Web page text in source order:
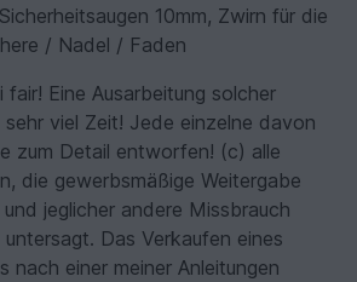
10mm, Zwirn für die
/ Nadel / Faden
Eine Ausarbeitung solcher
viel Zeit! Jede einzelne davon
zum Detail entworfen! (c) alle
die gewerbsmäßige Weitergabe
jeglicher andere Missbrauch
Das Verkaufen eines
nach einer meiner Anleitungen